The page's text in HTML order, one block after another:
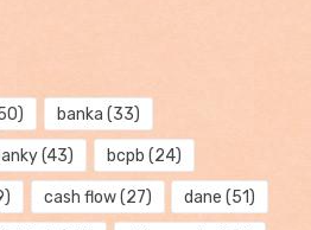
banka (33)
(43) bcpb (24)
cash flow(27) dane (51)